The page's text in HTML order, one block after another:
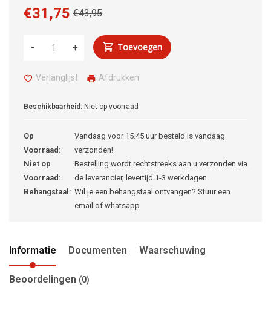
€43,95
€31,75
+
- Toevoegen
Verlanglijst Afdrukken
Beschikbaarheid: Niet op voorraad
Op
Voorraad:
Vandaag voor 15.45 uur besteld is vandaag
verzonden!
Niet op
Voorraad:
Bestelling wordt rechtstreeks aan u verzonden via
de leverancier, levertijd 1-3 werkdagen.
Behangstaal: Wil je een behangstaal ontvangen? Stuur een
email of whatsapp
Informatie Documenten Waarschuwing
Beoordelingen (0)